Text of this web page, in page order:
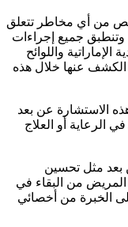
من أي مخاطر تتعلق
جميع إجراءات
الإماراتية واللوائح
الكشف عنها خلال هذه
الاستشارة عن بعد
الرعاية أو العلاج
بعد مثل تحسين
المريض من البقاء في
الخبرة من أخصائي